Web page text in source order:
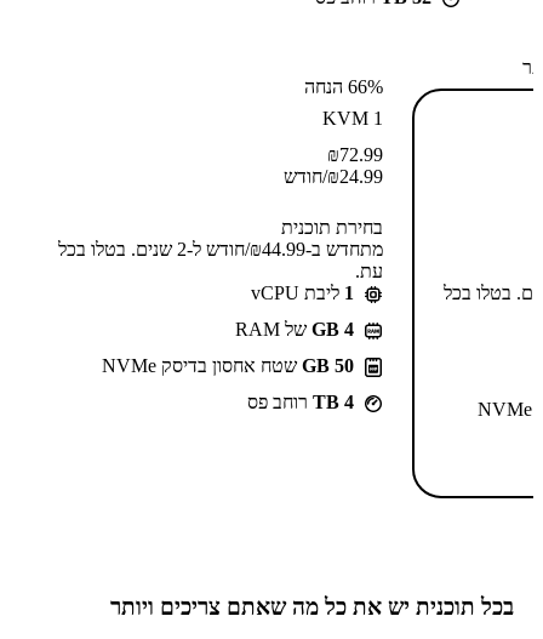
66% הנחה
KVM 1
72.99
₪
24.99
₪/חודש
בחירת תוכנית
מתחדש ב-⁦44.99⁩₪/חודש ל-2 שנים. בטלו בכל
עת.
1 ליבת vCPU
GB 4 של RAM
50 GB
שטח אחסון בדיסק NVMe
4 TB
רוחב פס
⁦55.99⁩₪/חודש ל-2 שנים. בטלו בכל
בכל תוכנית יש את כל מה שאתם צריכים ויותר